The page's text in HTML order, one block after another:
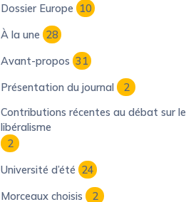
Dossier Europe 10
À la une 28
Avant-propos 31
Présentation du journal
2
Contributions récentes au débat sur le
libéralisme
2
Université d’été 24
Morceaux choisis
2